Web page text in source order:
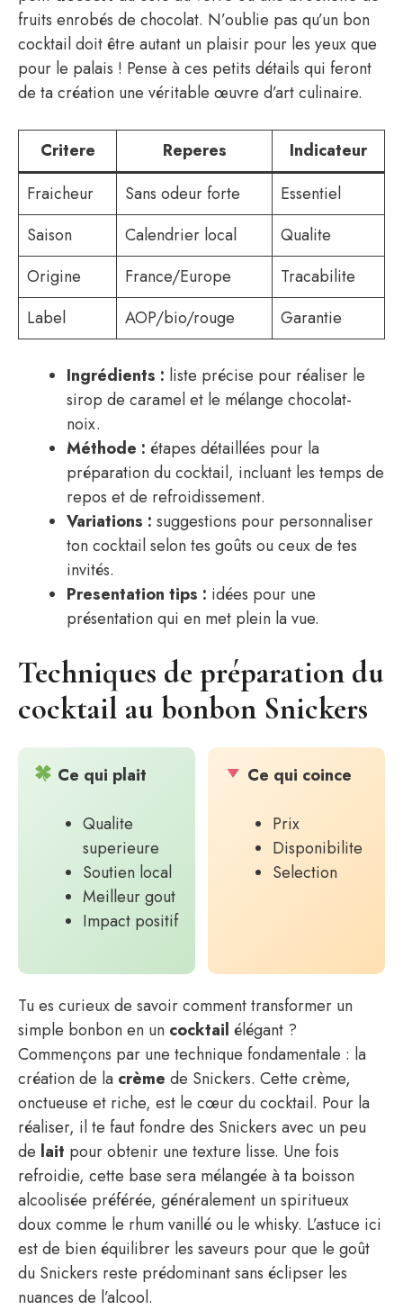
fruits enrobés de chocolat. N’oublie pas qu’un bon
cocktail doit être autant un plaisir pour les yeux que
pour le palais ! Pense à ces petits détails qui feront
de ta création une véritable œuvre d’art culinaire.
Critere Reperes
Indicateur
Fraicheur
Sans odeur forte
Essentiel
Saison
Calendrier local
Qualite
Origine
France/Europe
Tracabilite
Label
AOP/bio/rouge Garantie
Ingrédients : liste précise pour réaliser le
sirop de caramel et le mélange chocolat-
noix.
Méthode : étapes détaillées pour la
préparation du cocktail, incluant les temps de
repos et de refroidissement.
Variations : suggestions pour personnaliser
ton cocktail selon tes goûts ou ceux de tes
invités.
Presentation tips : idées pour une
présentation qui en met plein la vue.
Techniques de préparation du
cocktail au bonbon Snickers
Ce qui plait
Qualite
superieure
Soutien local
Meilleur gout
Impact positif
Ce qui coince
Prix
Disponibilite
Selection
Tu es curieux de savoir comment transformer un
simple bonbon en un cocktail élégant ?
Commençons par une technique fondamentale : la
création de la crème de Snickers. Cette crème,
onctueuse et riche, est le cœur du cocktail. Pour la
réaliser, il te faut fondre des Snickers avec un peu
de lait pour obtenir une texture lisse. Une fois
refroidie, cette base sera mélangée à ta boisson
alcoolisée préférée, généralement un spiritueux
doux comme le rhum vanillé ou le whisky. L’astuce ici
est de bien équilibrer les saveurs pour que le goût
du Snickers reste prédominant sans éclipser les
nuances de l’alcool.